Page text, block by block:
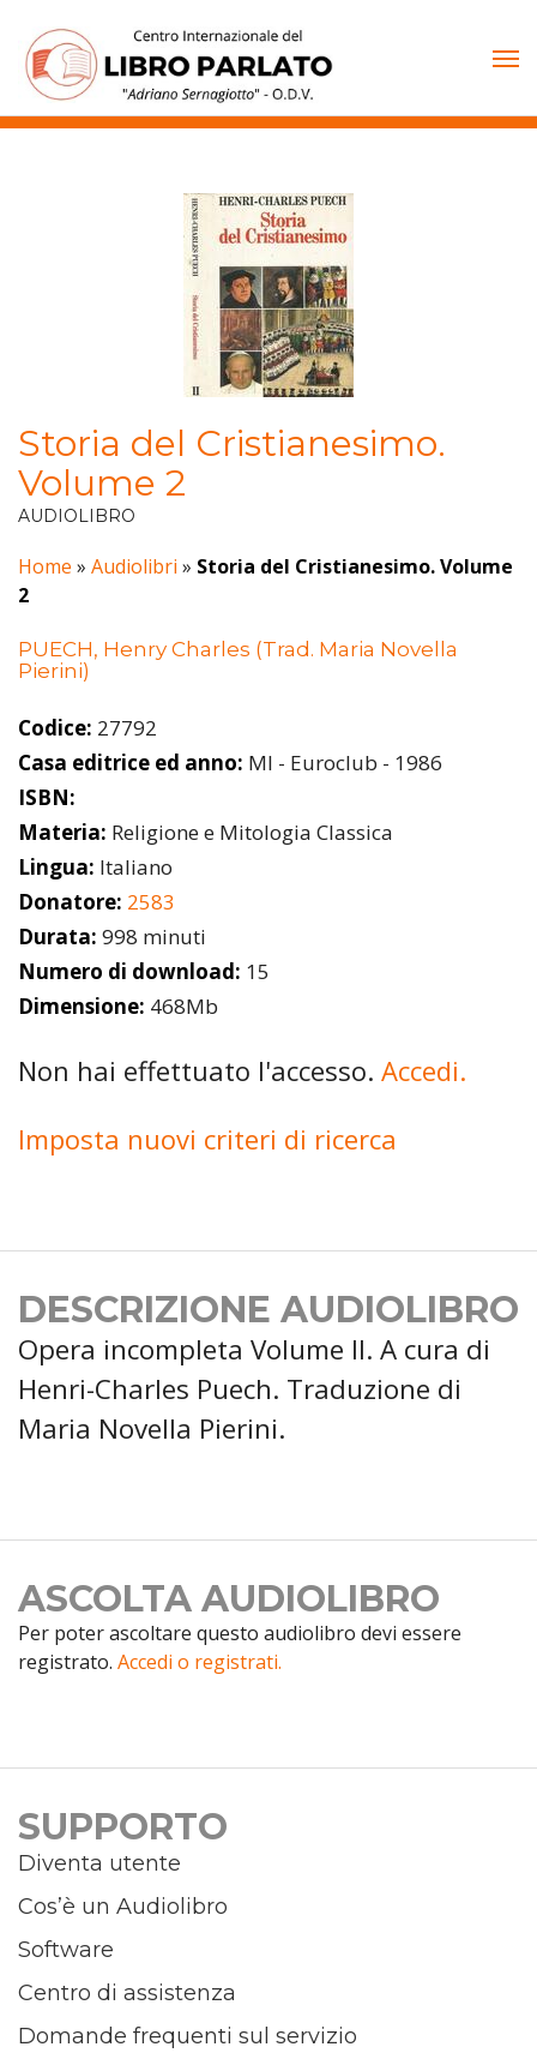
contenuto
Storia del Cristianesimo.
Volume 2
AUDIOLIBRO
Home » Audiolibri » Storia del Cristianesimo. Volume
2
PUECH, Henry Charles (Trad. Maria Novella
Pierini)
Codice: 27792
Casa editrice ed anno: MI - Euroclub - 1986
ISBN:
Materia: Religione e Mitologia Classica
Lingua: Italiano
Donatore: 2583
Durata: 998 minuti
Numero di download: 15
Dimensione: 468Mb
Non hai effettuato l'accesso. Accedi.
Imposta nuovi criteri di ricerca
DESCRIZIONE AUDIOLIBRO
Opera incompleta Volume II. A cura di
Henri-Charles Puech. Traduzione di
Maria Novella Pierini.
ASCOLTA AUDIOLIBRO
Per poter ascoltare questo audiolibro devi essere
registrato. Accedi o registrati.
SUPPORTO
Diventa utente
Cos’è un Audiolibro
Software
Centro di assistenza
Domande frequenti sul servizio